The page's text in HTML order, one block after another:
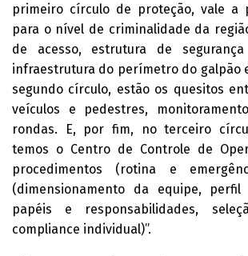
primeiro círculo de proteção, vale a
para o nível de criminalidade da
de acesso, estrutura de
infraestrutura do perímetro do galpão
segundo círculo, estão os quesitos
veículos e pedestres,
rondas. E, por fim, no terceiro
temos o Centro de Controle de
procedimentos (rotina e
(dimensionamento da equipe, perfil
papéis e responsabilidades,
compliance individual)”.